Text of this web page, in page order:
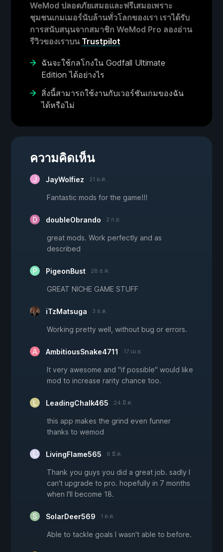
WeMod ปลอดภัยเสมอและฟรีเสมอเพราะ
ชุมชนเกมเมอร์นับล้านทั่วโลกของเรา เราได้รับ
การสนับสนุนจากสมาชิก WeMod Pro ลองอ่าน
รีวิวของเราบน Trustpilot
ฉันจะใช้กลโกงใน Godfall Ultimate
Edition ได้อย่างไร
สิ่งนี้สามารถใช้งานกับเวอร์ชันเกมของฉัน
ได้หรือไม่
ความคิดเห็น
JayWolfiez 21 ม.ค.
Fantastic mods for the game!!!
doubleObrando 2 ก.ย.
great mods. Work perfectly and as
described
PigeonBust 28 ธ.ค.
GREAT NICHE GAME STUFF
iTzMatsuga 3 ธ.ค.
Working pretty well, without bug or errors.
AmbitiousSnake4711 17 เม.ย.
It very awesome and ''if possible'' would like
mod to increase rarity chance too.
LeadingChalk465 24 มี.ค.
this app makes the grind even funner
thanks to wemod
LivingFlame565 6 มี.ค.
Thank you guys you did a great job. sadly I
can't upgrade to pro. hopefully in 7 months
when I'll become 18.
SolarDeer569 1 ต.ค.
Able to tackle goals I wasn't able to before.